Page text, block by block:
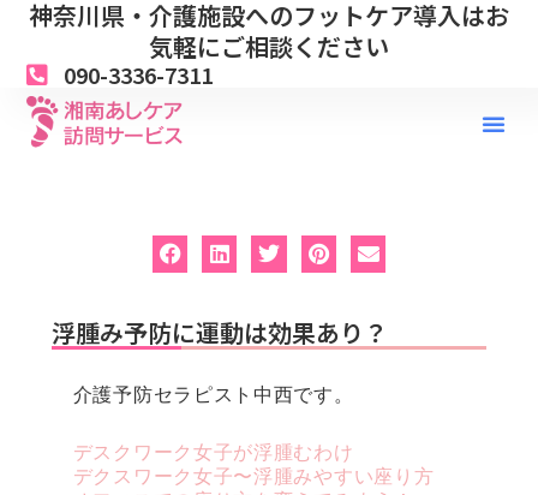
神奈川県・介護施設へのフットケア導入はお
気軽にご相談ください
090-3336-7311
浮腫み予防に運動は効果あり？
介護予防セラピスト中西です。
デスクワーク女子が浮腫むわけ
デクスワーク女子〜浮腫みやすい座り方